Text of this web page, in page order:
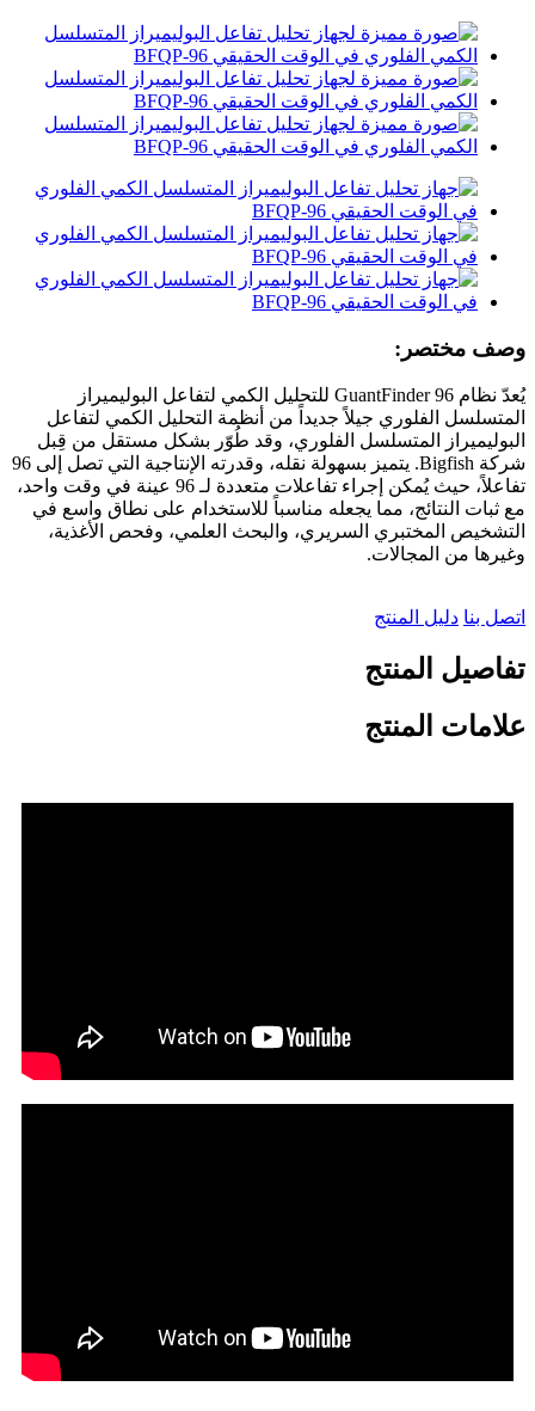
وصف مختصر:
يُعدّ نظام GuantFinder 96 للتحليل الكمي لتفاعل البوليميراز
المتسلسل الفلوري جيلاً جديداً من أنظمة التحليل الكمي لتفاعل
البوليميراز المتسلسل الفلوري، وقد طُوّر بشكل مستقل من قِبل
شركة Bigfish. يتميز بسهولة نقله، وقدرته الإنتاجية التي تصل إلى 96
تفاعلاً، حيث يُمكن إجراء تفاعلات متعددة لـ 96 عينة في وقت واحد،
مع ثبات النتائج، مما يجعله مناسباً للاستخدام على نطاق واسع في
التشخيص المختبري السريري، والبحث العلمي، وفحص الأغذية،
وغيرها من المجالات.
اتصل بنا دليل المنتج
تفاصيل المنتج
علامات المنتج